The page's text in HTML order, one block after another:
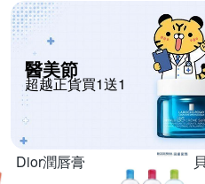
醫美節
超越正貨買1送1
Dior潤唇膏